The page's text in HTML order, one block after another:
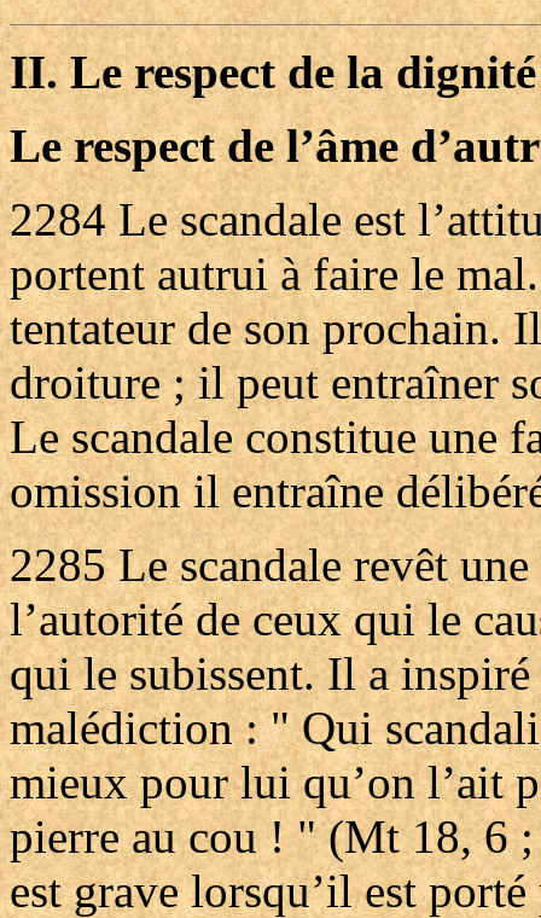
II. Le respect de la dignité
Le respect de l’âme
2284 Le scandale est
portent autrui à faire le
tentateur de son prochain.
droiture ; il peut entraîner
Le scandale constitue une
omission il entraîne
2285 Le scandale revêt
l’autorité de ceux qui le
qui le subissent. Il a
malédiction : " Qui
mieux pour lui qu’on l’ait
pierre au cou ! " (Mt 18, 6
est grave lorsqu’il est